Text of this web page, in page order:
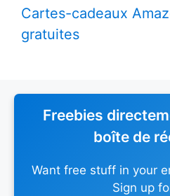
Cartes-cadeaux
gratuites
Freebies
boîte de
Want free stuff in your
Sign up